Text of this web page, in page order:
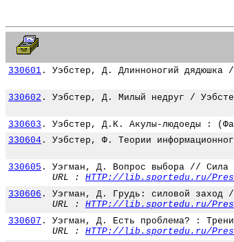
330601 . Уэбстер, Д. Длинноногий
330602 . Уэбстер, Д. Милый недруг /
330603 . Уэбстер, Д.К. Акулы-людоеды :
330604 . Уэбстер, Ф. Теории
330605 .
Уэгман, Д. Вопрос выбора //
URL : HTTP://lib.sportedu.ru/
330606 .
Уэгман, Д. Грудь: силовой
URL : HTTP://lib.sportedu.ru/
330607 .
Уэгман, Д. Есть проблема? :
URL : HTTP://lib.sportedu.ru/